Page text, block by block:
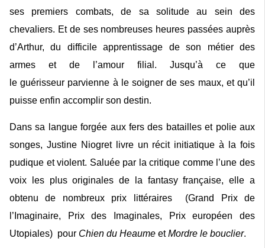
ses premiers combats, de sa solitude au sein des
chevaliers. Et de ses nombreuses heures passées auprès
d’Arthur, du difficile apprentissage de son métier des
armes et de l’amour filial. Jusqu’à ce que
le guérisseur parvienne à le soigner de ses maux, et qu’il
puisse enfin accomplir son destin.
Dans sa langue forgée aux fers des batailles et polie aux
songes, Justine Niogret livre un récit initiatique à la fois
pudique et violent. Saluée par la critique comme l’une des
voix les plus originales de la fantasy française, elle a
obtenu de nombreux prix littéraires (Grand Prix de
l’Imaginaire, Prix des Imaginales, Prix européen des
Utopiales) pour Chien du Heaume etMordre le bouclier.